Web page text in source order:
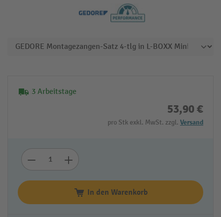
3 Arbeitstage
53,90 €
pro Stk exkl. MwSt. zzgl. Versand
In den Warenkorb